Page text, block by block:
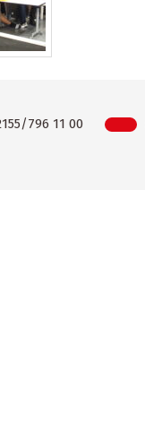
796 11 00